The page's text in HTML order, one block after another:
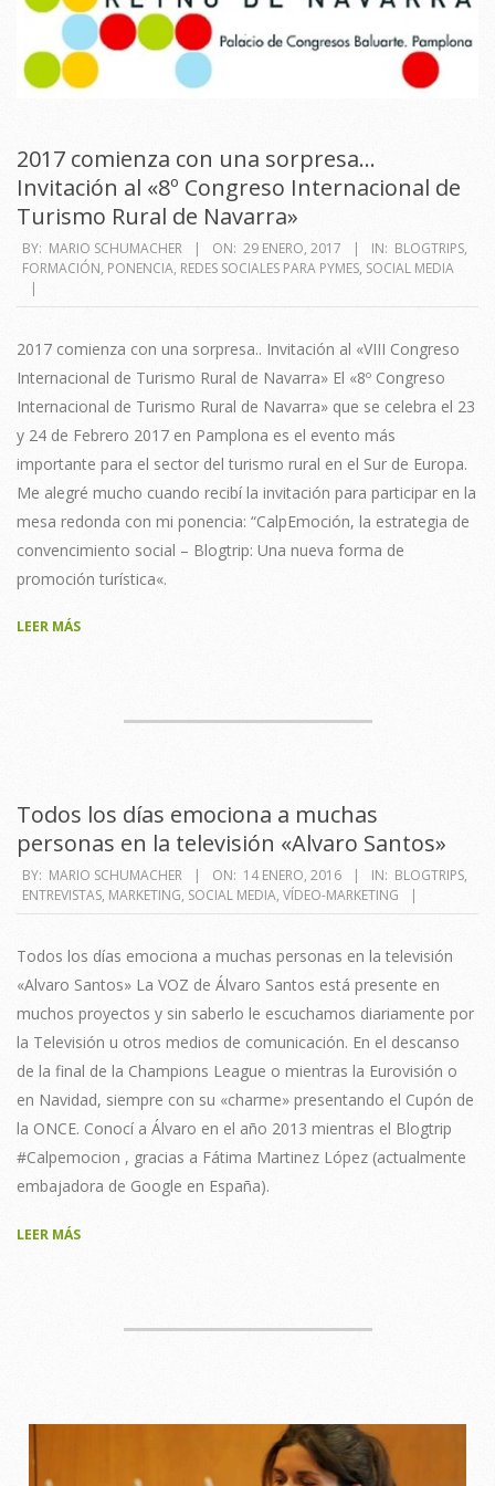
2017 comienza con una sorpresa…
Invitación al «8º Congreso Internacional de
Turismo Rural de Navarra»
2017-
01-
BY: MARIO SCHUMACHER ON: 29 ENERO, 2017 IN: BLOGTRIPS,
FORMACIÓN, PONENCIA, REDES SOCIALES PARA PYMES, SOCIAL MEDIA
2017 comienza con una sorpresa.. Invitación al «VIII Congreso
Internacional de Turismo Rural de Navarra» El «8º Congreso
Internacional de Turismo Rural de Navarra» que se celebra el 23
y 24 de Febrero 2017 en Pamplona es el evento más
importante para el sector del turismo rural en el Sur de Europa.
Me alegré mucho cuando recibí la invitación para participar en la
mesa redonda con mi ponencia: “CalpEmoción, la estrategia de
convencimiento social – Blogtrip: Una nueva forma de
promoción turística«.
LEER MÁS
Todos los días emociona a muchas
personas en la televisión «Alvaro Santos»
2016-
01-
BY: MARIO SCHUMACHER ON: 14 ENERO, 2016 IN: BLOGTRIPS,
ENTREVISTAS, MARKETING, SOCIAL MEDIA, VÍDEO-MARKETING
Todos los días emociona a muchas personas en la televisión
«Alvaro Santos» La VOZ de Álvaro Santos está presente en
muchos proyectos y sin saberlo le escuchamos diariamente por
la Televisión u otros medios de comunicación. En el descanso
de la final de la Champions League o mientras la Eurovisión o
en Navidad, siempre con su «charme» presentando el Cupón de
la ONCE. Conocí a Álvaro en el año 2013 mientras el Blogtrip
#Calpemocion , gracias a Fátima Martinez López (actualmente
embajadora de Google en España).
LEER MÁS